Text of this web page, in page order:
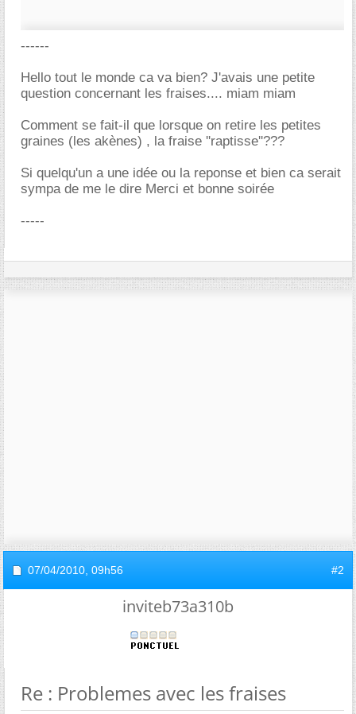
------
Hello tout le monde ca va bien? J'avais une petite
question concernant les fraises.... miam miam
Comment se fait-il que lorsque on retire les petites
graines (les akènes) , la fraise ''raptisse''???
Si quelqu'un a une idée ou la reponse et bien ca serait
sympa de me le dire Merci et bonne soirée
-----
07/04/2010, 09h56 #2
inviteb73a310b
Re : Problemes avec les fraises